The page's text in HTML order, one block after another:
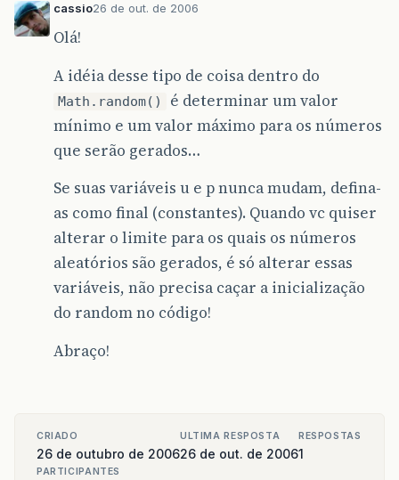
cassio26 de out. de 2006
Olá!
A idéia desse tipo de coisa dentro do
Math.random()
é determinar um valor
mínimo e um valor máximo para os números
que serão gerados…
Se suas variáveis u e p nunca mudam, defina-
as como final (constantes). Quando vc quiser
alterar o limite para os quais os números
aleatórios são gerados, é só alterar essas
variáveis, não precisa caçar a inicialização
do random no código!
Abraço!
CRIADO
26 de outubro de 2006
ULTIMA RESPOSTA
26 de out. de 2006
RESPOSTAS
1
PARTICIPANTES